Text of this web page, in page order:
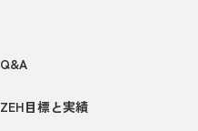
Q&A
ZEH目標と実績